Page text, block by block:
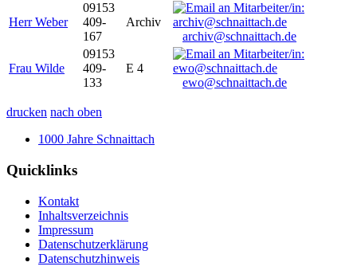
Herr Weber
09153
409-
167
Archiv
archiv@schnaittach.de
Frau Wilde
09153
409-
133
E 4
ewo@schnaittach.de
drucken nach oben
1000 Jahre Schnaittach
Quicklinks
Kontakt
Inhaltsverzeichnis
Impressum
Datenschutzerklärung
Datenschutzhinweis